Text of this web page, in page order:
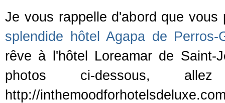
Je vous rappelle d'abord que vous
splendide hôtel Agapa de
rêve à l'hôtel Loreamar de Saint-
photos ci-dessous,
http://